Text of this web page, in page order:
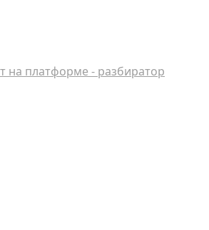
на платформе - разбиратор